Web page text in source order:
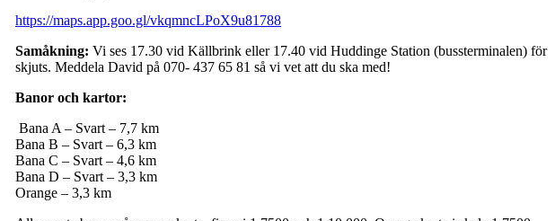
https://maps.app.goo.gl/vkqmncLPoX9u81788
Samåkning: Vi ses 17.30 vid Källbrink eller 17.40 vid Huddinge Station (bussterminalen) för
skjuts. Meddela David på 070- 437 65 81 så vi vet att du ska med!
Banor och kartor:
Bana A – Svart – 7,7 km
Bana B – Svart – 6,3 km
Bana C – Svart – 4,6 km
Bana D – Svart – 3,3 km
Orange – 3,3 km